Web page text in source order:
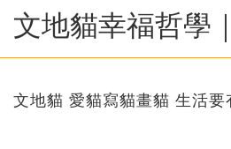
文地貓幸福哲學
文地貓 愛貓寫貓畫貓 生活要